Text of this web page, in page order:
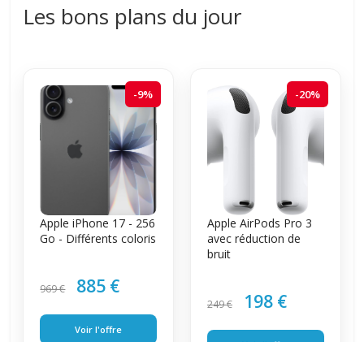
Les bons plans du jour
-9%
Apple iPhone 17 - 256
Go - Différents coloris
969 € 885 €
Voir l'offre
-20%
Apple AirPods Pro 3
avec réduction de
bruit
249 € 198 €